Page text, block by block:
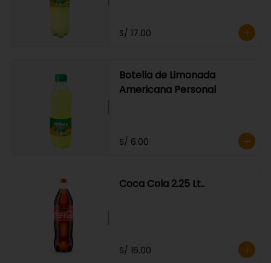
S/ 17.00
Botella de Limonada
Americana Personal
S/ 6.00
Coca Cola 2.25 Lt..
S/ 16.00